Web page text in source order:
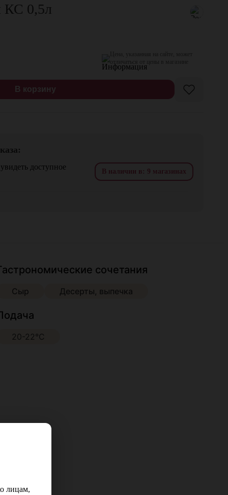
КС 0,5л
В корзину
доступное
В наличии в: 9 магазинах
сочетания
Сыр Десерты, выпечка
20-22°С
лицам,